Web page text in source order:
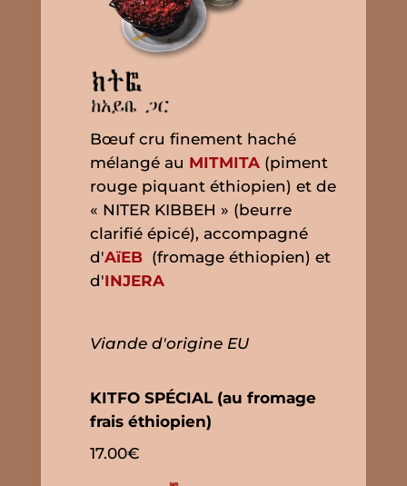
Bœuf cru finement haché
mélangé au MITMITA(piment
rouge piquant éthiopien) et de
« NITER KIBBEH » (beurre
clarifié épicé), accompagné
d'AïEB(fromage éthiopien) et
d'INJERA
Viande d'origine EU
KITFO SPÉCIAL (au fromage
frais éthiopien)
17.00€